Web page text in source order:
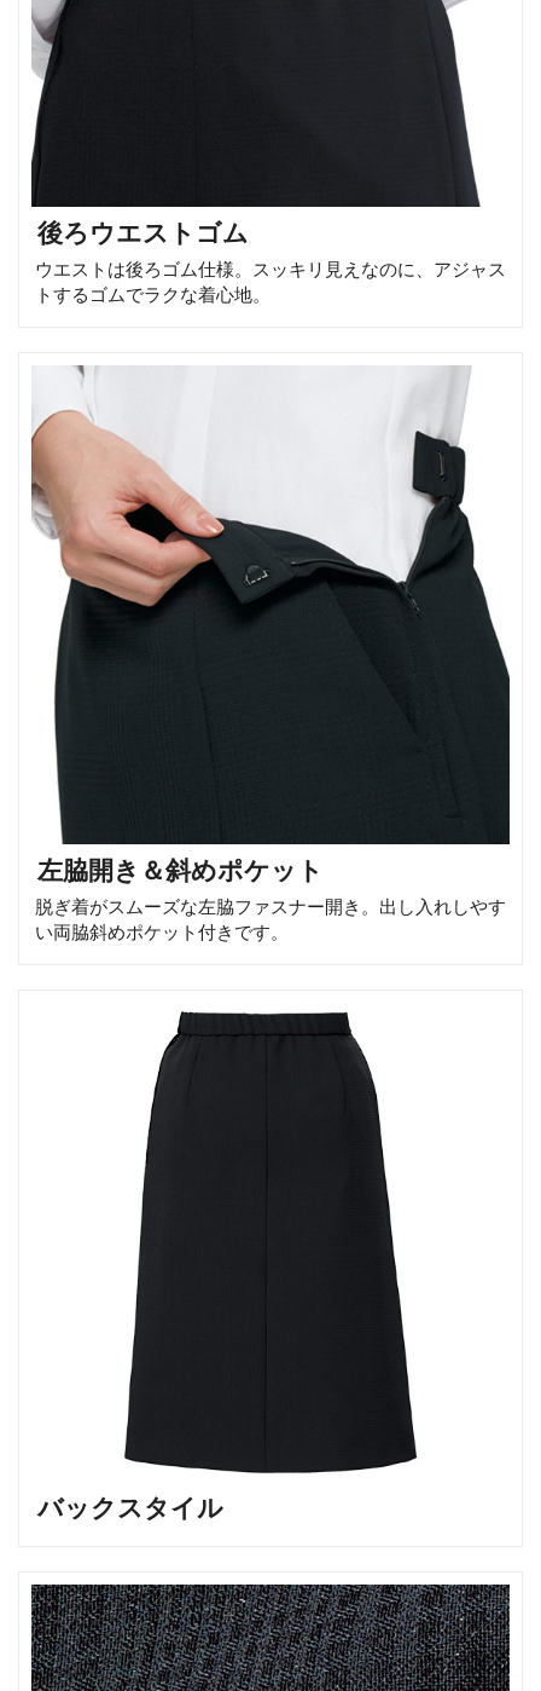
後ろウエストゴム
ウエストは後ろゴム仕様。スッキリ見えなのに、アジャス
トするゴムでラクな着心地。
左脇開き＆斜めポケット
脱ぎ着がスムーズな左脇ファスナー開き。出し入れしやす
い両脇斜めポケット付きです。
バックスタイル